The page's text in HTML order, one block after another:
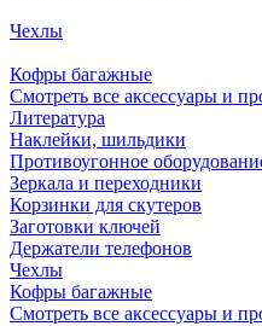
Чехлы
Кофры багажные
Смотреть все аксессуары и
Литература
Наклейки, шильдики
Противоугонное
Зеркала и переходники
Корзинки для скутеров
Заготовки ключей
Держатели телефонов
Чехлы
Кофры багажные
Смотреть все аксессуары и